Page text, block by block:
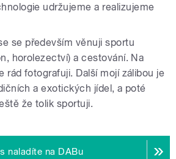
udržujeme a realizujeme
se především věnuji sportu
horolezectví) a cestování. Na
rád fotografuji. Další mojí zálibou je
a exotických jídel, a poté
že tolik sportuji.
naladíte na DABu